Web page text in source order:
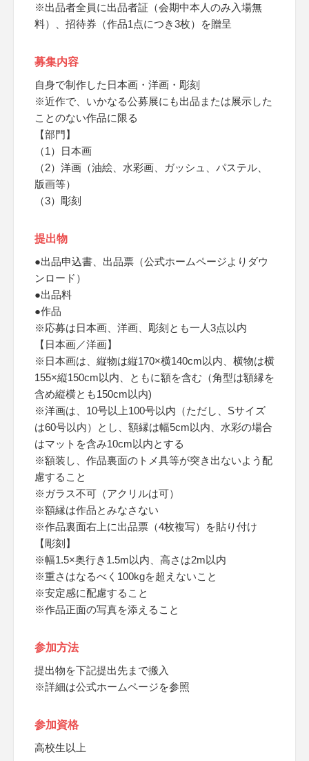
※出品者全員に出品者証（会期中本人のみ入場無
料）、招待券（作品1点につき3枚）を贈呈
募集内容
自身で制作した日本画・洋画・彫刻
※近作で、いかなる公募展にも出品または展示した
ことのない作品に限る
【部門】
（1）日本画
（2）洋画（油絵、水彩画、ガッシュ、パステル、
版画等）
（3）彫刻
提出物
●出品申込書、出品票（公式ホームページよりダウ
ンロード）
●出品料
●作品
※応募は日本画、洋画、彫刻とも一人3点以内
【日本画／洋画】
※日本画は、縦物は縦170×横140cm以内、横物は横
155×縦150cm以内、ともに額を含む（角型は額縁を
含め縦横とも150cm以内)
※洋画は、10号以上100号以内（ただし、Sサイズ
は60号以内）とし、額縁は幅5cm以内、水彩の場合
はマットを含み10cm以内とする
※額装し、作品裏面のトメ具等が突き出ないよう配
慮すること
※ガラス不可（アクリルは可）
※額縁は作品とみなさない
※作品裏面右上に出品票（4枚複写）を貼り付け
【彫刻】
※幅1.5×奥行き1.5m以内、高さは2m以内
※重さはなるべく100kgを超えないこと
※安定感に配慮すること
※作品正面の写真を添えること
参加方法
提出物を下記提出先まで搬入
※詳細は公式ホームページを参照
参加資格
高校生以上